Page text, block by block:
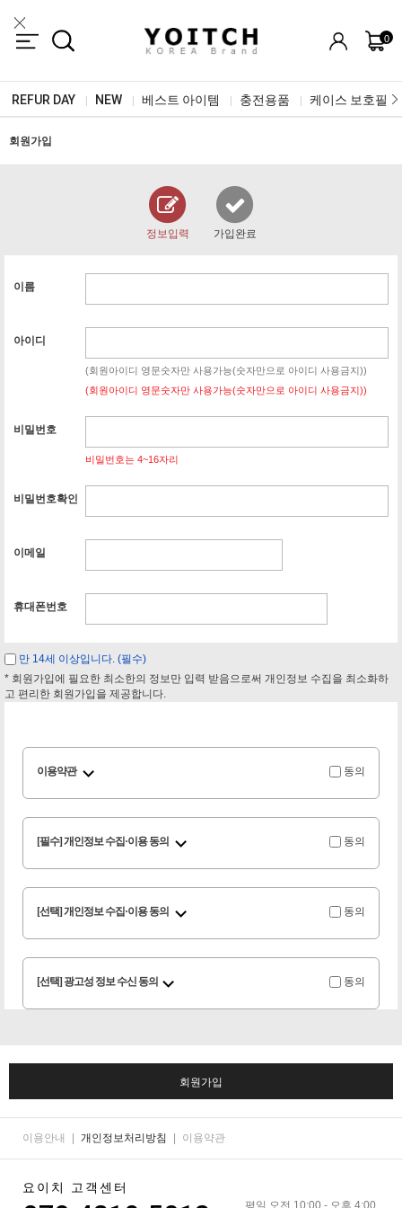
0
REFUR DAY NEW 베스트 아이템 충전용품 케이스 보호필름
회원가입
정보입력 가입완료
이름
아이디
(회원아이디 영문숫자만 사용가능(숫자만으로 아이디 사용금지))
(회원아이디 영문숫자만 사용가능(숫자만으로 아이디 사용금지))
비밀번호
비밀번호는 4~16자리
비밀번호확인
이메일
휴대폰번호
만 14세 이상입니다. (필수)
* 회원가입에 필요한 최소한의 정보만 입력 받음으로써 개인정보 수집을 최소화하
고 편리한 회원가입을 제공합니다.
이용약관 동의
[필수] 개인정보 수집·이용 동의 동의
[선택] 개인정보 수집·이용 동의 동의
[선택] 광고성 정보 수신 동의 동의
회원가입
이용안내 개인정보처리방침 이용약관
요이치 고객센터
평일 오전 10:00 - 오후 4:00